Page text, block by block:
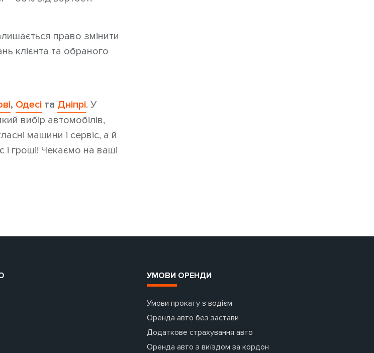
право змінити
клієнта та обраного
, Одесі та Дніпрі. У
вибір автомобілів,
машини і сервіс, а й
гроші! Чекаємо на ваші
УМОВИ ОРЕНДИ
Умови прокату з водієм
Оренда авто без застави
Додаткове страхування авто
Оренда авто з виїздом за кордон